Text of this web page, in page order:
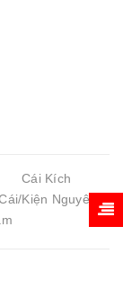
Cái Kích
Nguyên